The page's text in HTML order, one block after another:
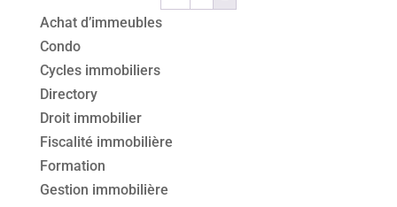
Achat d’immeubles
Condo
Cycles immobiliers
Directory
Droit immobilier
Fiscalité immobilière
Formation
Gestion immobilière